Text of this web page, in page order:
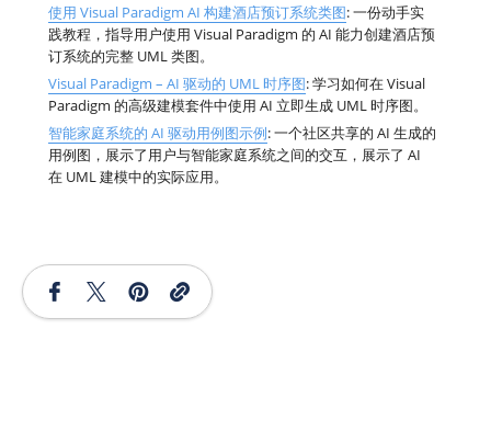
使用 Visual Paradigm AI 构建酒店预订系统类图: 一份动手实
践教程，指导用户使用 Visual Paradigm 的 AI 能力创建酒店预
订系统的完整 UML 类图。
Visual Paradigm – AI 驱动的 UML 时序图: 学习如何在 Visual
Paradigm 的高级建模套件中使用 AI 立即生成 UML 时序图。
智能家庭系统的 AI 驱动用例图示例: 一个社区共享的 AI 生成的
用例图，展示了用户与智能家庭系统之间的交互，展示了 AI
在 UML 建模中的实际应用。